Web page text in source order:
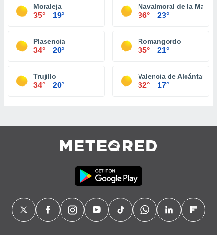
Moraleja
35° 19°
Navalmoral de la Mata
36° 23°
Plasencia
34° 20°
Romangordo
35° 21°
Trujillo
34° 20°
Valencia de Alcántara
32° 17°